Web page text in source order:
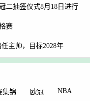
二抽签仪式8月18日进行
赛
主帅，目标2028年
集锦 欧冠 NBA